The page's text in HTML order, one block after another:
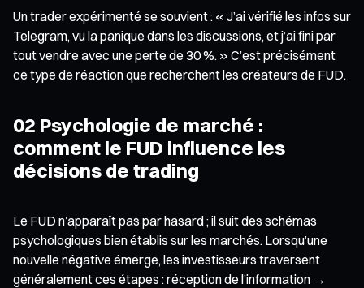
Un trader expérimenté se souvient : « J’ai vérifié les infos sur
Telegram, vu la panique dans les discussions, et j’ai fini par
tout vendre avec une perte de 30 %. » C’est précisément
ce type de réaction que recherchent les créateurs de FUD.
02 Psychologie de marché :
comment le FUD influence les
décisions de trading
Le FUD n’apparaît pas par hasard ; il suit des schémas
psychologiques bien établis sur les marchés. Lorsqu’une
nouvelle négative émerge, les investisseurs traversent
généralement ces étapes : réception de l’information →